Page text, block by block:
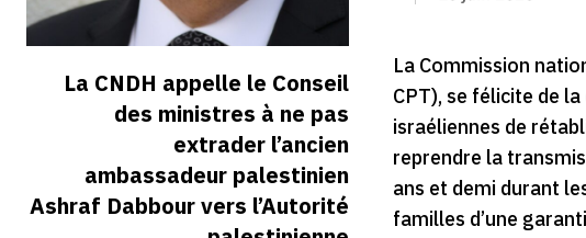
La CNDH appelle le Conseil
des ministres à ne pas
extrader l’ancien
ambassadeur palestinien
Ashraf Dabbour vers l’Autorité
La Commission
CPT), se félicite de
israéliennes de
reprendre la
ans et demi durant
familles d’une